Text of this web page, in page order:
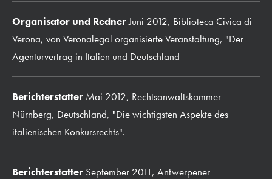
Organisator und RednerJuni 2012, Biblioteca Civica di
Verona, von Veronalegal organisierte Veranstaltung, "Der
Agenturvertrag in Italien und Deutschland
Berichterstatter Mai 2012, Rechtsanwaltskammer
Nürnberg, Deutschland, "Die wichtigsten Aspekte des
italienischen Konkursrechts".
Berichterstatter September 2011, Antwerpener